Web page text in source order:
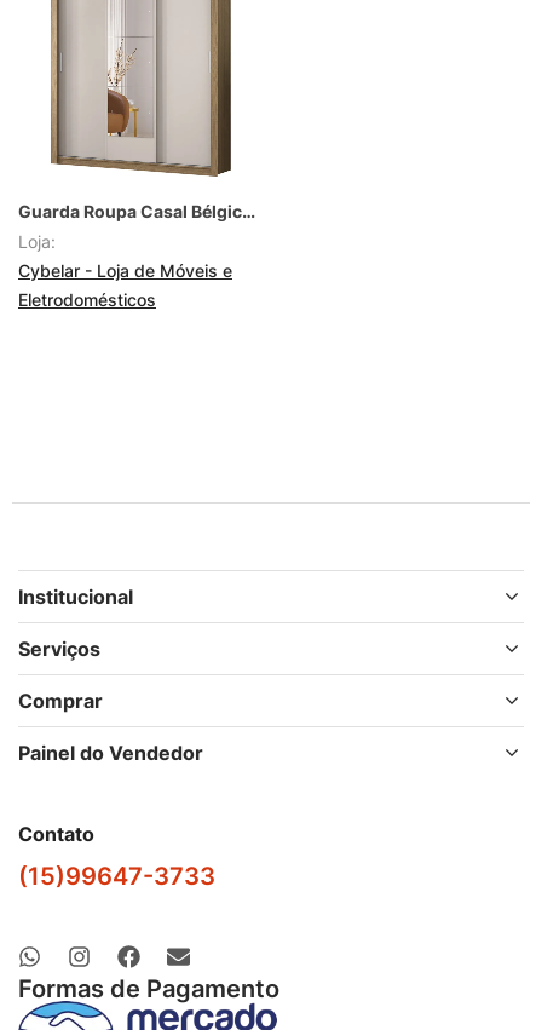
Guarda Roupa Casal Bélgica Demóbile
Loja:
Cybelar - Loja de Móveis e
Eletrodomésticos
Institucional
Serviços
Comprar
Painel do Vendedor
Contato
(15)99647-3733
Formas de Pagamento